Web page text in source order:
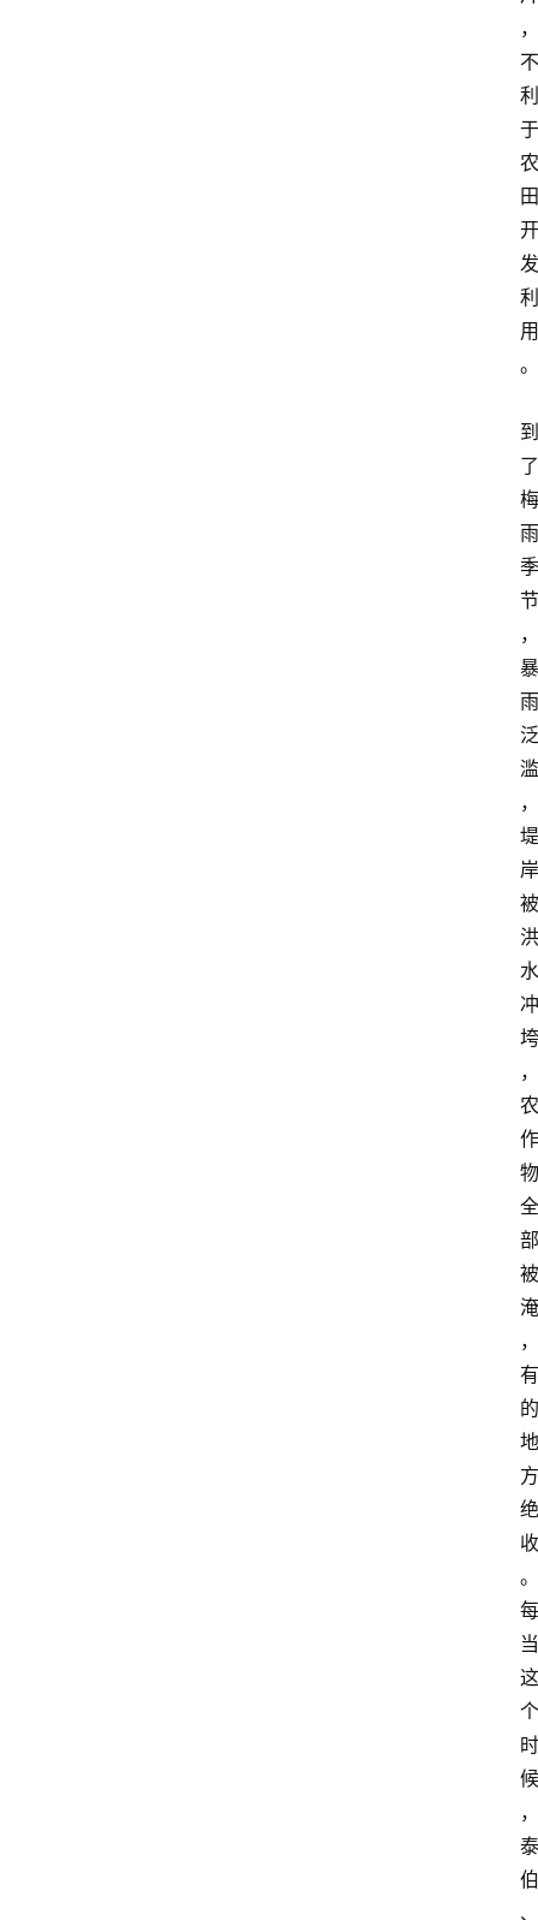
，
不
利
于
农
田
开
发
利
用
。
到
了
梅
雨
季
节
，
暴
雨
泛
滥
，
堤
岸
被
洪
水
冲
垮
，
农
作
物
全
部
被
淹
，
有
的
地
方
绝
收
。
每
当
这
个
时
候
，
泰
伯
、